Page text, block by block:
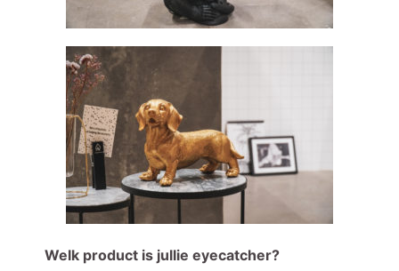
Welk product is jullie eyecatcher?